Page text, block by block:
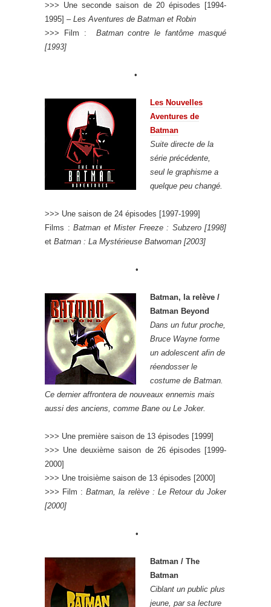
>>> Une seconde saison de 20 épisodes [1994-
1995] – Les Aventures de Batman et Robin
>>> Film :
Batman contre le fantôme masqué
[1993]
•
Les Nouvelles
Aventures de
Batman
Suite directe de la
série précédente,
seul le graphisme a
quelque peu changé.
>>> Une saison de 24 épisodes [1997-1999]
Films : Batman et Mister Freeze : Subzero [1998]
et Batman : La Mystérieuse Batwoman [2003]
•
Batman, la relève /
Batman Beyond
Dans un futur proche,
Bruce Wayne forme
un adolescent afin de
réendosser le
costume de Batman.
Ce dernier affrontera de nouveaux ennemis mais
aussi des anciens, comme Bane ou Le Joker.
>>> Une première saison de 13 épisodes [1999]
>>> Une deuxième saison de 26 épisodes [1999-
2000]
>>> Une troisième saison de 13 épisodes [2000]
>>> Film :Batman, la relève : Le Retour du Joker
[2000]
•
Batman / The
Batman
Ciblant un public plus
jeune, par sa lecture